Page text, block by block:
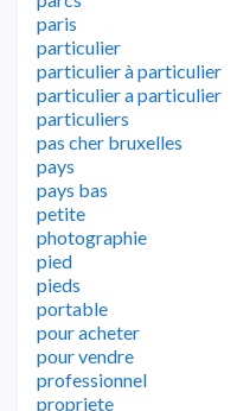
paris
particulier
particulier à particulier
particulier a particulier
particuliers
pas cher bruxelles
pays
pays bas
petite
photographie
pied
pieds
portable
pour acheter
pour vendre
professionnel
propriete